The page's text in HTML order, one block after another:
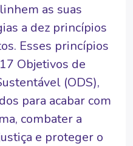
as suas
a dez princípios
Esses princípios
Objetivos de
(ODS),
para acabar com
combater a
e proteger o